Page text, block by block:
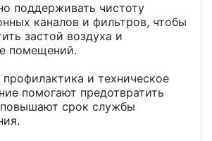
поддерживать чистоту
каналов и фильтров, чтобы
застой воздуха и
помещений.
профилактика и техническое
помогают предотвратить
срок службы